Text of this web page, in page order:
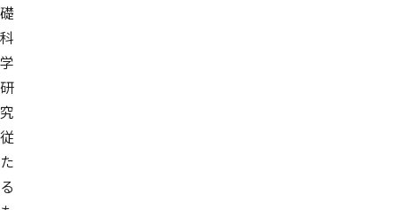
礎
科
学
研
究
従
た
る